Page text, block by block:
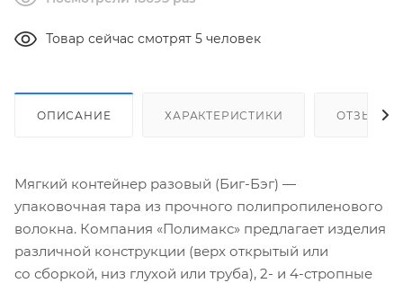
Товар сейчас смотрят 5 человек
ОПИСАНИЕ ХАРАКТЕРИСТИКИ ОТЗЫВЫ
Мягкий контейнер разовый (Биг-Бэг) —
упаковочная тара из прочного полипропиленового
волокна. Компания «Полимакс» предлагает изделия
различной конструкции (верх открытый или
со сборкой, низ глухой или труба), 2- и 4-стропные